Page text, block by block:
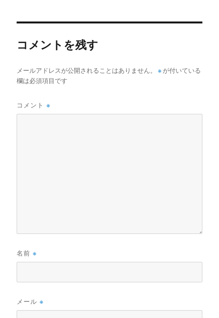
コメントを残す
メールアドレスが公開されることはありません。 ※ が付いている
欄は必須項目です
コメント※
名前※
メール※